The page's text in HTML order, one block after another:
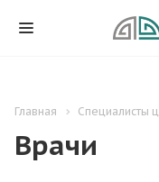
Главная Специалисты
Врачи